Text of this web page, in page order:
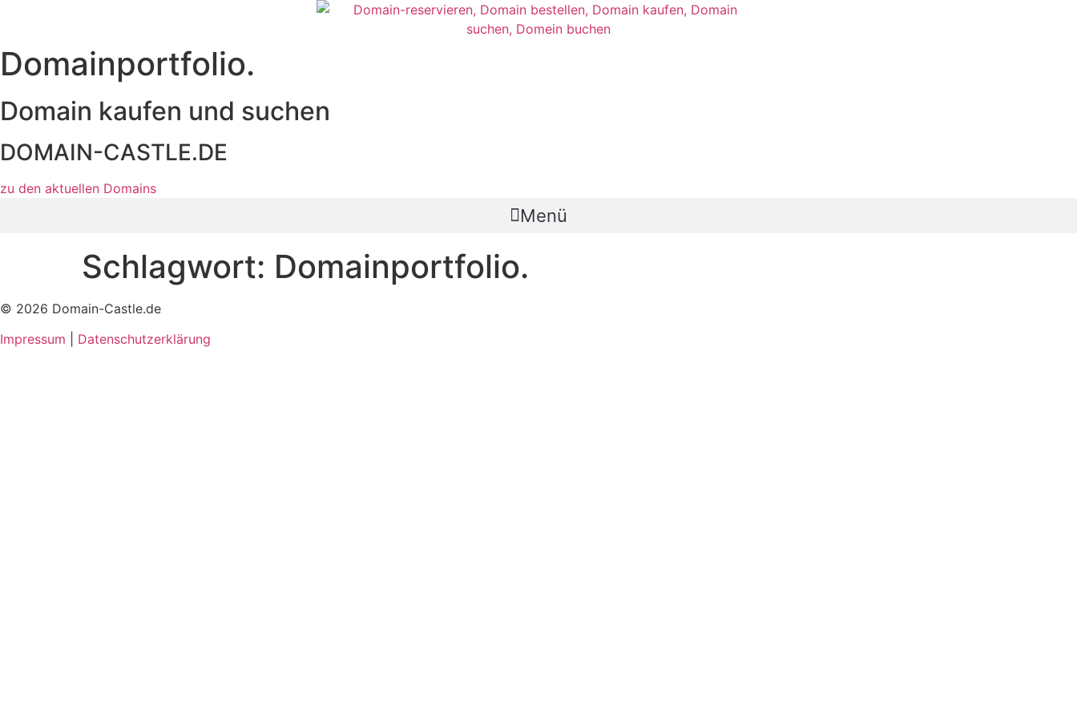
Domainportfolio.
Domain kaufen und suchen
DOMAIN-CASTLE.DE
zu den aktuellen Domains​
Menü
Schlagwort: Domainportfolio.
© 2026 Domain-Castle.de
Impressum
Datenschutzerklärung